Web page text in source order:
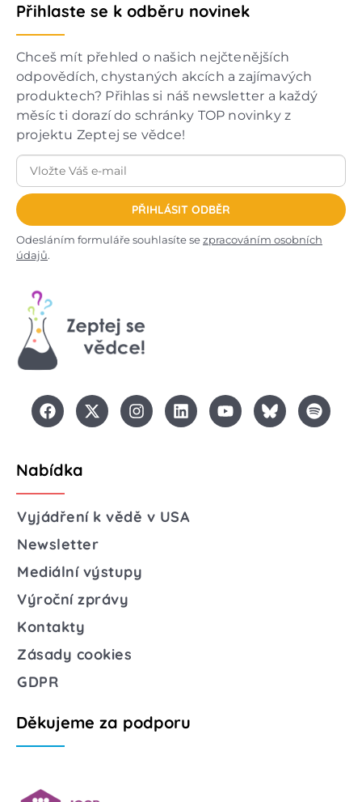
Přihlaste se k odběru novinek
Chceš mít přehled o našich nejčtenějších
odpovědích, chystaných akcích a zajímavých
produktech? Přihlas si náš newsletter a každý
měsíc ti dorazí do schránky TOP novinky z
projektu Zeptej se vědce!
PŘIHLÁSIT ODBĚR
Odesláním formuláře souhlasíte sezpracováním osobních
údajů.
Nabídka
Vyjádření k vědě v USA
Newsletter
Mediální výstupy
Výroční zprávy
Kontakty
Zásady cookies
GDPR
Děkujeme za podporu